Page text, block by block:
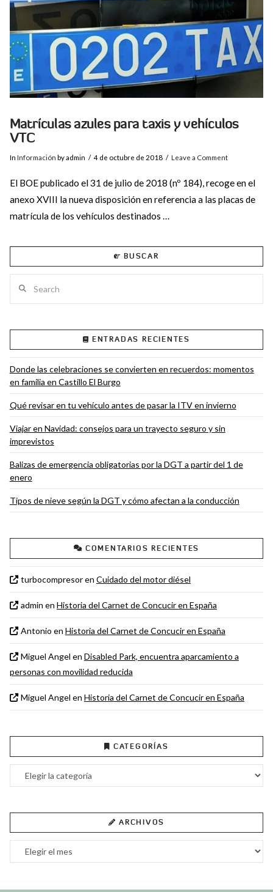
Matrículas azules para taxis y vehículos
VTC
In Información by admin 4 de octubre de 2018 Leave a Comment
El BOE publicado el 31 de julio de 2018 (nº 184), recoge en el
anexo XVIII la nueva disposición en referencia a las placas de
matrícula de los vehículos destinados …
BUSCAR
ENTRADAS RECIENTES
Donde las celebraciones se convierten en recuerdos: momentos
en familia en Castillo El Burgo
Qué revisar en tu vehículo antes de pasar la ITV en invierno
Viajar en Navidad: consejos para un trayecto seguro y sin
imprevistos
Balizas de emergencia obligatorias por la DGT a partir del 1 de
enero
Tipos de nieve según la DGT y cómo afectan a la conducción
COMENTARIOS RECIENTES
turbocompresoren Cuidado del motor diésel
admin en Historia del Carnet de Concucir en España
Antonio en Historia del Carnet de Concucir en España
Miguel Angel en Disabled Park, encuentra aparcamiento a
personas con movilidad reducida
Miguel Angel en Historia del Carnet de Concucir en España
CATEGORÍAS
Categorías
ARCHIVOS
Archivos